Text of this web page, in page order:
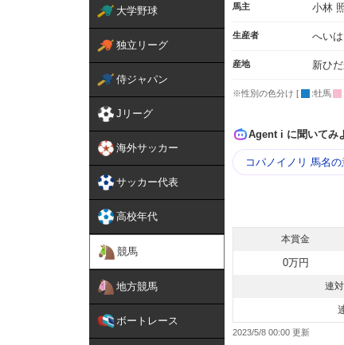
大学野球
独立リーグ
侍ジャパン
Jリーグ
海外サッカー
サッカー代表
高校年代
競馬
地方競馬
ボートレース
馬主 小林
生産者 へい
産地 新ひ
※性別の色分け [ :牡馬
Agent i に聞いてみ
コパノイノリ 馬名の
本賞金
0万円
連
2023/5/8 00:00